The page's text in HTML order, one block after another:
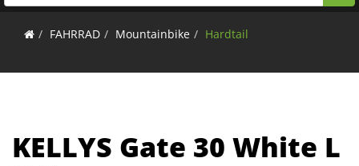
FAHRRAD Mountainbike Hardtail
KELLYS Gate 30 White L